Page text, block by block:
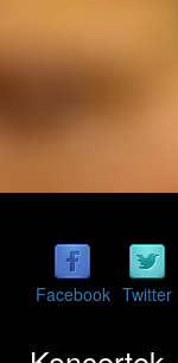
Facebook Twitter